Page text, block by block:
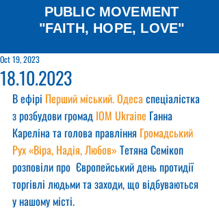
PUBLIC MOVEMENT
"FAITH, HOPE, LOVE"
18.10.2023
Oct 19, 2023
В ефірі Перший міський. Одеса спеціалістка
з розбудови громад IOM Ukraine Ганна
Кареліна та голова правління Громадський
Рух «Віра, Надія, Любов» Тетяна Семікоп
розповіли про  Європейський день протидії
торгівлі людьми та заходи, що відбуваються
у нашому місті.